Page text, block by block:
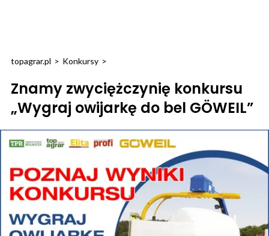
topagrar.pl > Konkursy >
Znamy zwyciężczynię konkursu
„Wygraj owijarkę do bel GÖWEIL”